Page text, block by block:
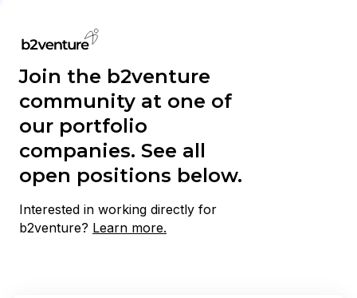
Join the b2venture
community at one of
our portfolio
companies. See all
open positions below.
Interested in working directly for
b2venture? Learn more.